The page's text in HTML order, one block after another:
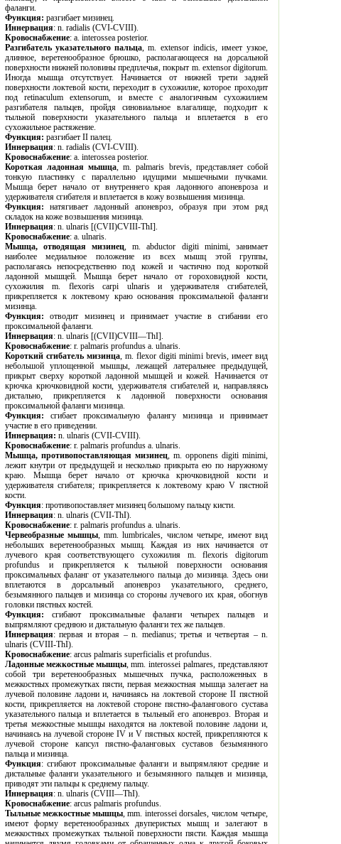
фаланги.
Функция: разгибает мизинец.
Иннервация : n. radialis (CVI-CVIII).
Кровоснабжение : a. interossea posterior.
Разгибатель указательного пальца, m. extensor indicis, имеет узкое,
длинное, веретенообразное брюшко, располагающееся на дорсальной
поверхности нижней половины предплечья, покрыт m. extensor digitorum.
Иногда мышца отсутствует. Начинается от нижней трети задней
поверхности локтевой кости, переходит в сухожилие, которое проходит
под retinaculum extensorum, и вместе с аналогичным сухожилием
разгибателя пальцев, пройдя синовиальное влагалище, подходит к
тыльной поверхности указательного пальца и вплетается в его
сухожильное растяжение.
Функция:
разгибает II палец.
Иннервация : n. radialis (CVI-CVIII).
Кровоснабжение : a. interossea posterior.
Короткая ладонная мышца, m. palmaris brevis, представляет собой
тонкую пластинку с параллельно идущими мышечными пучками.
Мышца берет начало от внутреннего края ладонного апоневроза и
удерживателя сгибателя и вплетается в кожу возвышения мизинца.
Функция:
складок на коже возвышения мизинца.
Иннервация: n. ulnaris [(CVII)CVIII-ThI].
Кровоснабжение : a. ulnaris.
Мышца, отводящая мизинец, m. abductor digiti minimi, занимает
наиболее медиальное положение из всех мышц этой группы,
располагаясь непосредственно под кожей и частично под короткой
ладонной мышцей. Мышца берет начало от гороховидной кости,
сухожилия m. flexoris carpi ulnaris и удерживателя сгибателей,
прикрепляется к локтевому краю основания проксимальной фаланги
мизинца.
Функция:
проксимальной фаланги.
Иннервация : n. ulnaris [(CVII)CVIII—ThI].
Кровоснабжение: r. palmaris profundus a. ulnaris.
Короткий сгибатель мизинца, m. flexor digiti minimi brevis, имеет вид
небольшой уплощенной мышцы, лежащей латеральнее предыдущей,
прикрыт сверху короткой ладонной мышцей и кожей. Начинается от
крючка крючковидной кости, удерживателя сгибателей и, направляясь
дистально, прикрепляется к ладонной поверхности основания
проксимальной фаланги мизинца.
Функция: сгибает проксимальную фалангу мизинца и принимает
участие в его приведении.
Иннервация: n. ulnaris (CVII-CVIII).
Кровоснабжение : r. palmaris profundus a. ulnaris.
Мышца, противопоставляющая мизинец, m. opponens digiti minimi,
лежит кнутри от предыдущей и несколько прикрыта ею по наружному
краю. Мышца берет начало от крючка крючковидной кости и
удерживателя сгибателя; прикрепляется к локтевому краю V пястной
кости.
Функция
: противопоставляет мизинец большому пальцу кисти.
Иннервация: n. ulnaris (CVII-ThI).
Кровоснабжение : r. palmaris profundus a. ulnaris.
Червеобразные мышцы, mm. lumbricales, числом четыре, имеют вид
небольших веретенообразных мышц. Каждая из них начинается от
лучевого края соответствующего сухожилия m. flexoris digitorum
profundus и прикрепляется к тыльной поверхности основания
проксимальных фаланг от указательного пальца до мизинца. Здесь они
вплетаются в дорсальный апоневроз указательного, среднего,
безымянного пальцев и мизинца со стороны лучевого их края, обогнув
головки пястных костей.
Функция:
выпрямляют среднюю и дистальную фаланги тех же пальцев.
Иннервация: первая и вторая – n. medianus; третья и четвертая – n.
ulnaris (CVIII-ThI).
Кровоснабжение : arcus palmaris superficialis et profundus.
Ладонные межкостные мышцы, mm. interossei palmares, представляют
собой три веретенообразных мышечных пучка, расположенных в
межкостных промежутках пясти, первая межкостная мышца залегает на
лучевой половине ладони и, начинаясь на локтевой стороне II пястной
кости, прикрепляется на локтевой стороне пястно-фалангового сустава
указательного пальца и вплетается в тыльный его апоневроз. Вторая и
третья межкостные мышцы находятся на локтевой половине ладони и,
начинаясь на лучевой стороне IV и V пястных костей, прикрепляются к
лучевой стороне капсул пястно-фаланговых суставов безымянного
пальца и мизинца.
Функция: сгибают проксимальные фаланги и выпрямляют средние и
дистальные фаланги указательного и безымянного пальцев и мизинца,
приводят эти пальцы к среднему пальцу.
Иннервация: n. ulnaris (CVIII—ThI).
Кровоснабжение : arcus palmaris profundus.
Тыльные межкостные мышцы , mm. interossei dorsales, числом четыре,
имеют форму веретенообразных двуперистых мышц и залегают
в
межкостных промежутках тыльной поверхности пясти. Каждая мышца